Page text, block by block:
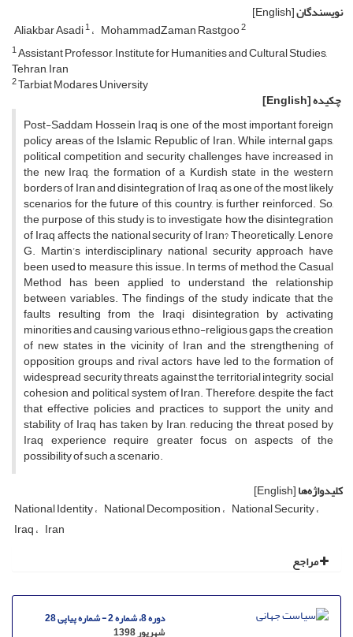
نویسندگان[English]
Aliakbar Asadi1 MohammadZaman Rastgoo2
1Assistant Professor, Institute for Humanities and Cultural Studies,
Tehran, Iran
2Tarbiat Modares University
چکیده[English]
Post-Saddam Hossein Iraq is one of the most important foreign
policy areas of the Islamic Republic of Iran. While internal gaps,
political competition and security challenges have increased in
the new Iraq, the formation of a Kurdish state in the western
borders of Iran and disintegration of Iraq, as one of the most likely
scenarios for the future of this country, is further reinforced. So,
the purpose of this study is to investigate how the disintegration
of Iraq affects the national security of Iran? Theoretically, Lenore
G. Martin’s interdisciplinary national security approach have
been used to measure this issue. In terms of method, the Casual
Method has been applied to understand the relationship
between variables. The findings of the study indicate that the
faults resulting from the Iraqi disintegration by activating
minorities and causing various ethno-religious gaps, the creation
of new states in the vicinity of Iran and the strengthening of
opposition groups and rival actors have led to the formation of
widespread security threats against the territorial integrity, social
cohesion and political system of Iran. Therefore, despite the fact
that effective policies and practices to support the unity and
stability of Iraq has taken by Iran, reducing the threat posed by
Iraq experience require greater focus on aspects of the
possibility of such a scenario.
کلیدواژه‌ها[English]
National Identity National Decomposition National Security
Iraq Iran
مراجع
دوره 8، شماره 2 - شماره پیاپی 28
شهریور 1398